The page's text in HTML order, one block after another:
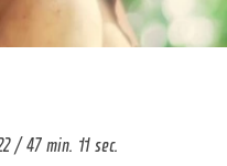
/ 47 min. 11 sec.